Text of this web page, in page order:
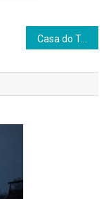
Casa do Trabalhador disponibiliza várias vagas até amanhã, dia 27, no Ganha Tempo